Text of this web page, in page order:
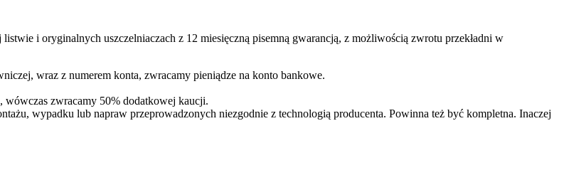
i oryginalnych uszczelniaczach z 12 miesięczną pisemną gwarancją, z możliwością zwrotu przekładni w
wraz z numerem konta, zwracamy pieniądze na konto bankowe.
wówczas zwracamy 50% dodatkowej kaucji.
wypadku lub napraw przeprowadzonych niezgodnie z technologią producenta. Powinna też być kompletna. Inaczej